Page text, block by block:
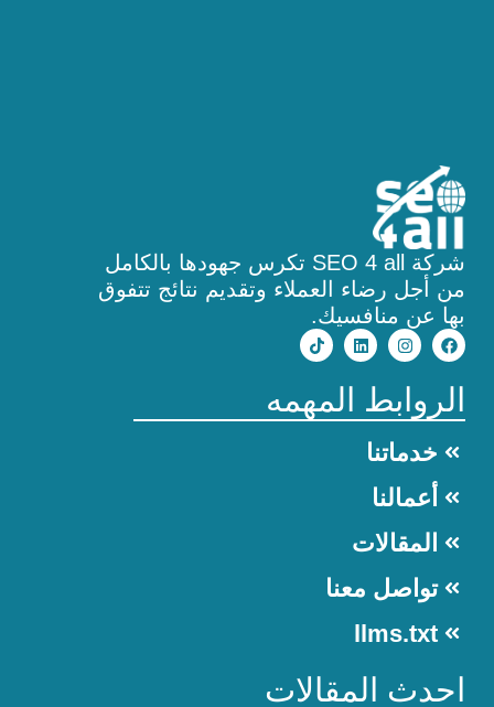
احدث المقالات
الروابط المهمه
خدماتنا
أعمالنا
المقالات
تواصل معنا
llms.txt
شركة SEO 4 all تكرس جهودها بالكامل
من أجل رضاء العملاء وتقديم نتائج تتفوق
بها عن منافسيك.